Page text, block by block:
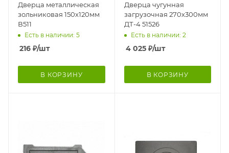
Дверца металлическая
зольниковая 150х120мм
В511
Есть в наличии: 5
216 ₽/шт
В КОРЗИНУ
Дверца чугунная
загрузочная 270х300мм
ДТ-4 51526
Есть в наличии: 2
4 025₽/шт
В КОРЗИНУ